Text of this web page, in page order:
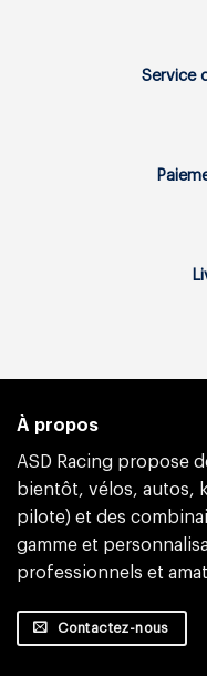
Service
À propos
ASD Racing propose
bientôt, vélos, autos,
pilote) et des
gamme et
professionnels et
Contactez-nous